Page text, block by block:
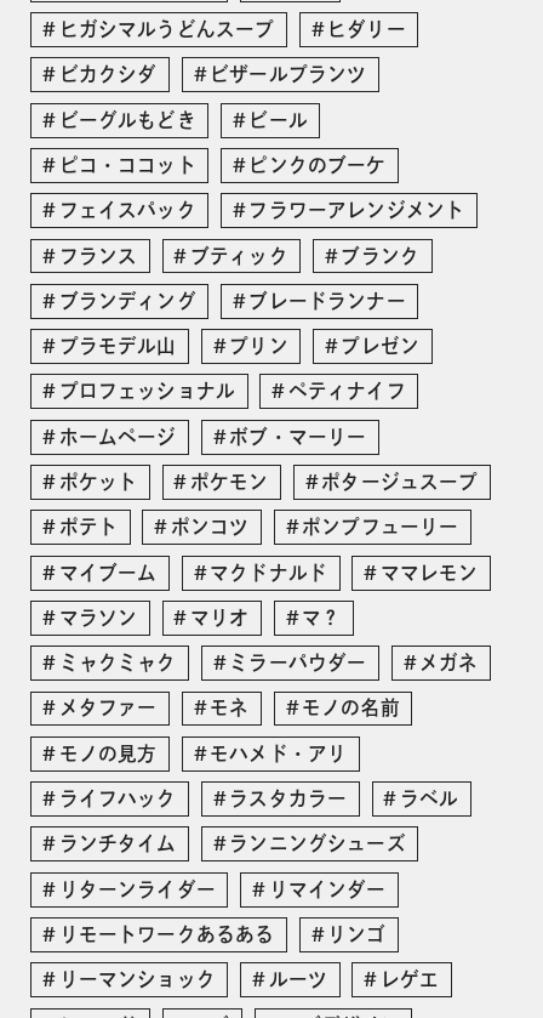
ヒガシマルうどんスープ ヒダリー
ビカクシダ ビザールプランツ
ビーグルもどき ビール
ピコ・ココット ピンクのブーケ
フェイスパック フラワーアレンジメント
フランス ブティック ブランク
ブランディング ブレードランナー
プラモデル山 プリン プレゼン
プロフェッショナル ペティナイフ
ホームページ ボブ・マーリー
ポケット ポケモン ポタージュスープ
ポテト ポンコツ ポンプフューリー
マイブーム マクドナルド ママレモン
マラソン マリオ マ？
ミャクミャク ミラーパウダー メガネ
メタファー モネ モノの名前
モノの見方 モハメド・アリ
ライフハック ラスタカラー ラベル
ランチタイム ランニングシューズ
リターンライダー リマインダー
リモートワークあるある リンゴ
リーマンショック ルーツ レゲエ